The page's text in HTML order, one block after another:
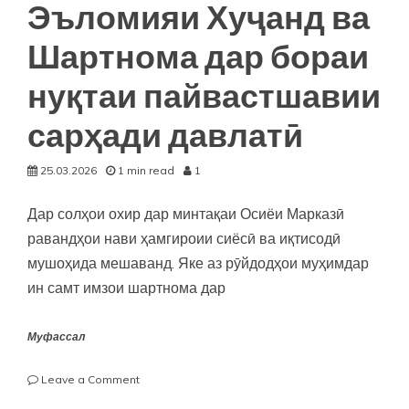
Эъломияи Хуҷанд ва
Шартнома дар бораи
нуқтаи пайвастшавии
сарҳади давлатӣ
25.03.2026 1 min read 1
Дар солҳои охир дар минтақаи Осиёи Марказӣ
равандҳои нави ҳамгироии сиёсӣ ва иқтисодӣ
мушоҳида мешаванд. Яке аз рӯйдодҳои муҳимдар
ин самт имзои шартнома дар
Муфассал
Leave a Commenton